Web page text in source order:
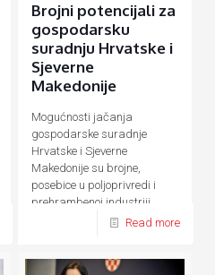
Brojni potencijali za
gospodarsku
suradnju Hrvatske i
Sjeverne
Makedonije
Mogućnosti jačanja
gospodarske suradnje
Hrvatske i Sjeverne
Makedonije su brojne,
posebice u poljoprivredi i
prehrambenoj industriji,
energetici, prometu, turizmu
Read more